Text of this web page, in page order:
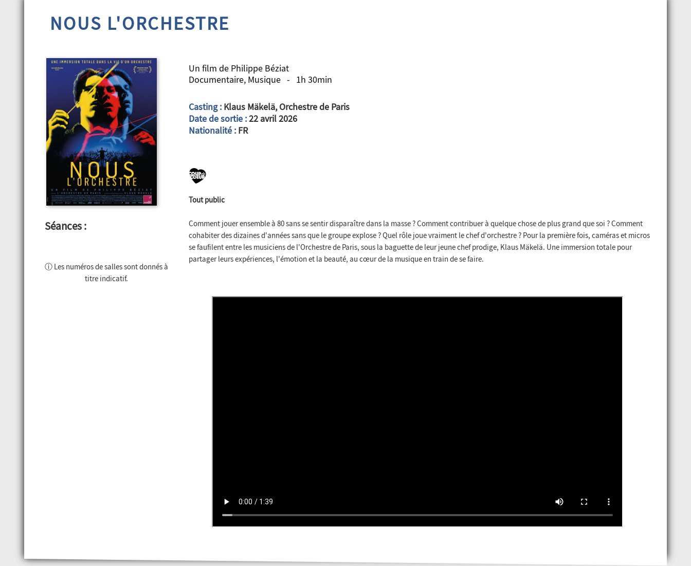
NOUS L'ORCHESTRE
Séances :
ⓘ Les numéros de salles sont donnés à
titre indicatif.
Un film de Philippe Béziat
Documentaire, Musique - 1h 30min
Casting : Klaus Mäkelä, Orchestre de Paris
Date de sortie :22 avril 2026
Nationalité : FR
Tout public
Comment jouer ensemble à 80 sans se sentir disparaître dans la masse ? Comment contribuer à quelque chose de plus grand que soi ? Comment
cohabiter des dizaines d'années sans que le groupe explose ? Quel rôle joue vraiment le chef d'orchestre ? Pour la première fois, caméras et micros
se faufilent entre les musiciens de l'Orchestre de Paris, sous la baguette de leur jeune chef prodige, Klaus Mäkelä. Une immersion totale pour
partager leurs expériences, l'émotion et la beauté, au cœur de la musique en train de se faire.